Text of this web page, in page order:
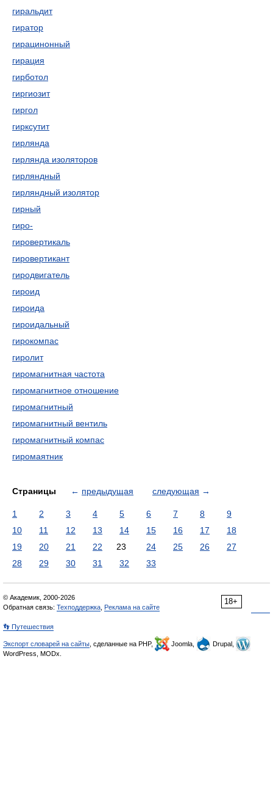
гиральдит
гиратор
гирацинонный
гирация
гирботол
гиргиозит
гиргол
гирксутит
гирлянда
гирлянда изоляторов
гирляндный
гирляндный изолятор
гирный
гиро-
гировертикаль
гировертикант
гиродвигатель
гироид
гироида
гироидальный
гирокомпас
гиролит
гиромагнитная частота
гиромагнитное отношение
гиромагнитный
гиромагнитный вентиль
гиромагнитный компас
гиромаятник
Страницы ← предыдущая следующая →
1 2 3 4 5 6 7 8
9
10
11 12 13 14 15 16 17
18
19
20 21 22 23 24 25 26
27
28
29 30 31 32 33
18+
© Академик, 2000-2026
Обратная связь: Техподдержка Реклама на сайте
👣 Путешествия
Экспорт словарей на сайты , сделанные на PHP, Joomla,
Drupal,
WordPress, MODx.